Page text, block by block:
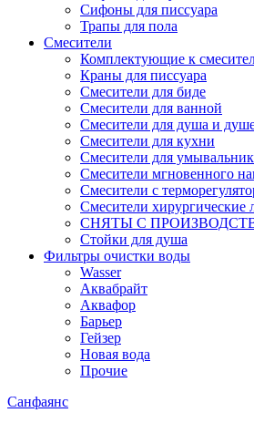
Сифоны для писсуара
Трапы для пола
Смесители
Комплектующие к
Краны для писсуара
Смесители для биде
Смесители для ванной
Смесители для душа и
Смесители для кухни
Смесители для
Смесители мгновенного
Смесители с
Смесители хирургические
СНЯТЫ С
Стойки для душа
Фильтры очистки воды
Wasser
Аквабрайт
Аквафор
Барьер
Гейзер
Новая вода
Прочие
Санфаянс